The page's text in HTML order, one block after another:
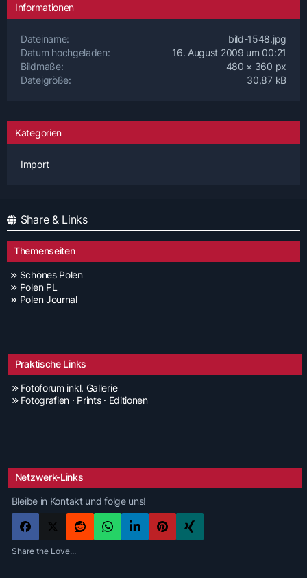
Informationen
Dateiname
bild-1548.jpg
Datum hochgeladen
16. August 2009 um 00:21
Bildmaße
480 × 360 px
Dateigröße
30,87 kB
Kategorien
Import
Share & Links
Themenseiten
Schönes Polen
Polen PL
Polen Journal
Praktische Links
Fotoforum inkl. Gallerie
Fotografien · Prints · Editionen
Netzwerk-Links
Bleibe in Kontakt und folge uns!
Share the Love...